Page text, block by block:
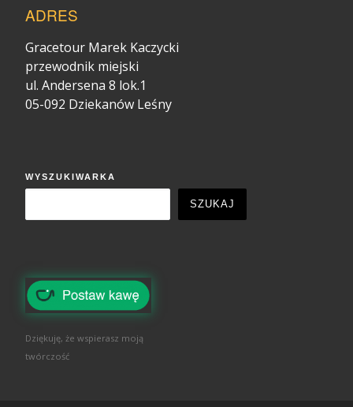
ADRES
Gracetour Marek Kaczycki
przewodnik miejski
ul. Andersena 8 lok.1
05-092 Dziekanów Leśny
WYSZUKIWARKA
SZUKAJ
Dziękuję, że wspierasz moją
twórczość